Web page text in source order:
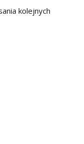
kolejnych